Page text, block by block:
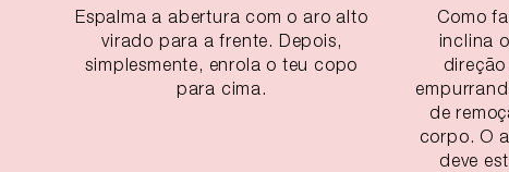
Espalma a abertura com o aro alto
virado para a frente. Depois,
simplesmente, enrola o teu copo
para cima.
Como
inclina
de
corpo. O
deve